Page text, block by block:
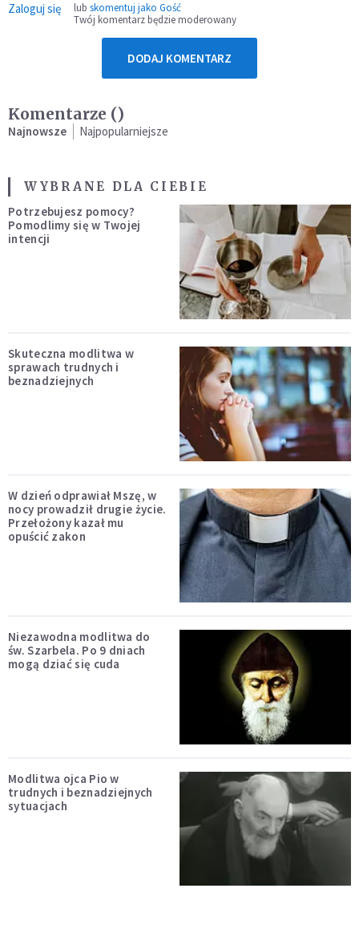
Zaloguj się lub skomentuj jako Gość
Twój komentarz będzie moderowany
DODAJ KOMENTARZ
Komentarze ()
Najnowsze Najpopularniejsze
WYBRANE DLA CIEBIE
Potrzebujesz pomocy?
Pomodlimy się w Twojej
intencji
Skuteczna modlitwa w
sprawach trudnych i
beznadziejnych
W dzień odprawiał Mszę, w
nocy prowadził drugie życie.
Przełożony kazał mu
opuścić zakon
Niezawodna modlitwa do
św. Szarbela. Po 9 dniach
mogą dziać się cuda
Modlitwa ojca Pio w
trudnych i beznadziejnych
sytuacjach